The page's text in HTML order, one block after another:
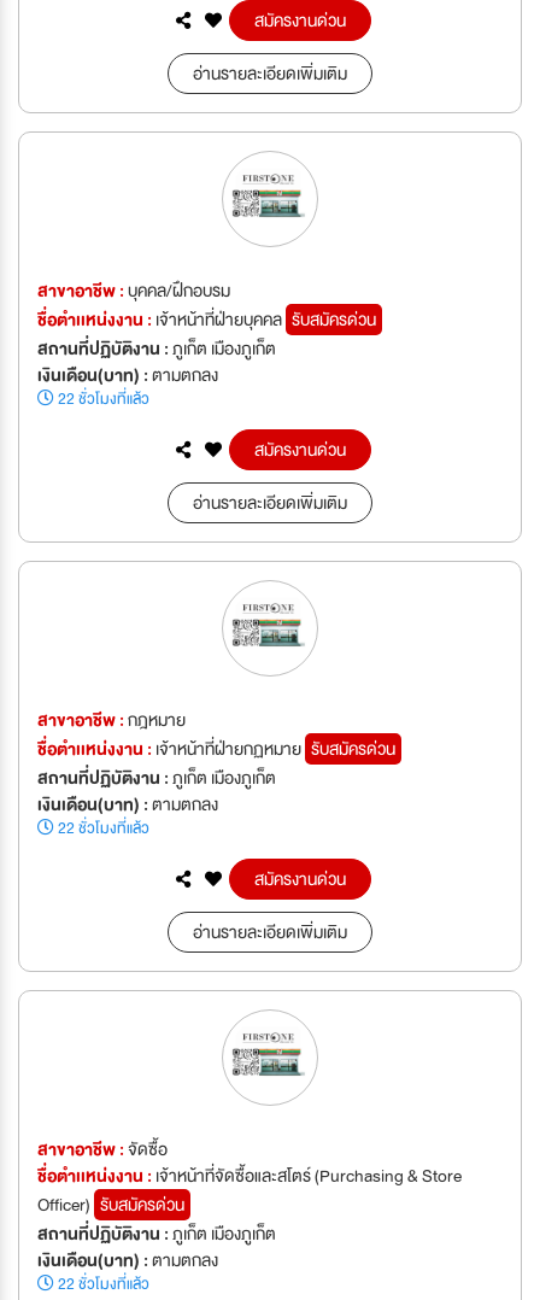
สมัครงานด่วน
อ่านรายละเอียดเพิ่มเติม
สาขาอาชีพ :บุคคล/ฝึกอบรม
ชื่อตำเเหน่งงาน : เจ้าหน้าที่ฝ่ายบุคคล รับสมัครด่วน
สถานที่ปฏิบัติงาน :ภูเก็ต เมืองภูเก็ต
เงินเดือน(บาท) :ตามตกลง
22 ชั่วโมงที่แล้ว
สมัครงานด่วน
อ่านรายละเอียดเพิ่มเติม
สาขาอาชีพ :กฎหมาย
ชื่อตำเเหน่งงาน : เจ้าหน้าที่ฝ่ายกฏหมาย รับสมัครด่วน
สถานที่ปฏิบัติงาน :ภูเก็ต เมืองภูเก็ต
เงินเดือน(บาท) :ตามตกลง
22 ชั่วโมงที่แล้ว
สมัครงานด่วน
อ่านรายละเอียดเพิ่มเติม
สาขาอาชีพ :จัดซื้อ
ชื่อตำเเหน่งงาน : เจ้าหน้าที่จัดซื้อและสโตร์ (Purchasing & Store
Officer) รับสมัครด่วน
สถานที่ปฏิบัติงาน :ภูเก็ต เมืองภูเก็ต
เงินเดือน(บาท) :ตามตกลง
22 ชั่วโมงที่แล้ว